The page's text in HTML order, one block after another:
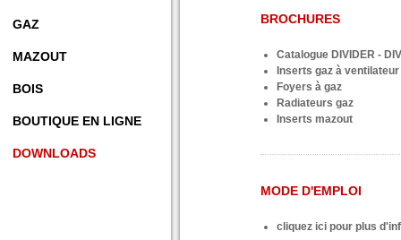
GAZ
MAZOUT
BOIS
BOUTIQUE EN LIGNE
DOWNLOADS
BROCHURES
Catalogue DIVIDER -
Inserts gaz à ventilateur
Foyers à gaz
Radiateurs gaz
Inserts mazout
MODE D'EMPLOI
cliquez ici pour plus